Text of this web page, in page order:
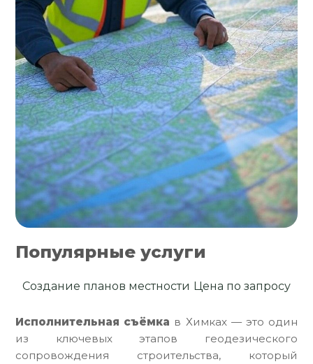
Исполнительная съёмка в Химках — это один
из ключевых этапов геодезического
сопровождения строительства, который
Популярные услуги
Создание планов местности Цена по запросу